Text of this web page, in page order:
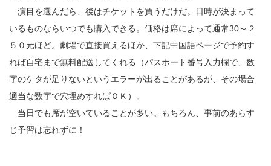
演目を選んだら、後はチケットを買うだけだ。日時が決まって
いるものならいつでも購入できる。価格は席によって通常30～２
５０元ほど。劇場で直接買えるほか、下記中国語ページで予約す
れば自宅まで無料配送してくれる（パスポート番号入力欄で、数
字のケタが足りないというエラーが出ることがあるが、その場合
適当な数字で穴埋めすればＯＫ）。
当日でも席が空いていることが多い。もちろん、事前のあらす
じ予習は忘れずに！